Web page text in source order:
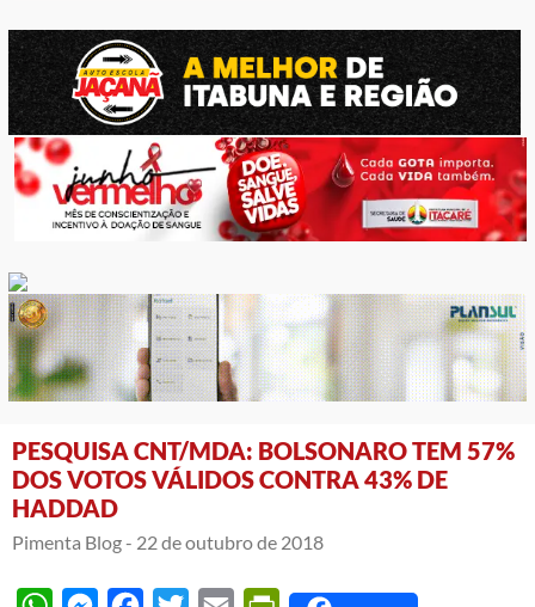
PESQUISA CNT/MDA: BOLSONARO TEM 57%
DOS VOTOS VÁLIDOS CONTRA 43% DE
HADDAD
Pimenta Blog - 22 de outubro de 2018